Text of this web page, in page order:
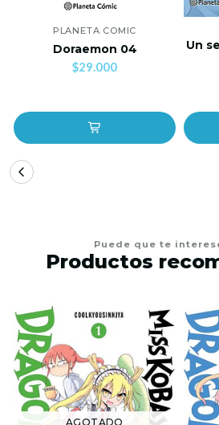
PLANETA COMIC
Doraemon 04
$29.000
Un
Puede que te
Productos
AGOTADO